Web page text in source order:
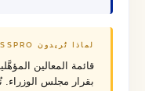
لماذا تُريدون PASSPRO على الملف
قائمة المعالين
بقرار مجلس الوزراء.